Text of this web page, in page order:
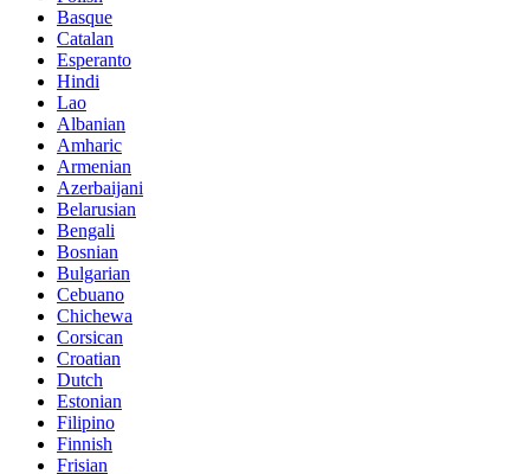
Basque
Catalan
Esperanto
Hindi
Lao
Albanian
Amharic
Armenian
Azerbaijani
Belarusian
Bengali
Bosnian
Bulgarian
Cebuano
Chichewa
Corsican
Croatian
Dutch
Estonian
Filipino
Finnish
Frisian